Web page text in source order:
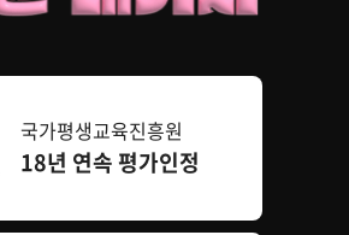
국가평생교육진흥원
18년 연속 평가인정